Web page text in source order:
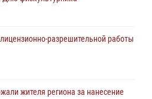
разрешительной работы
жителя региона за нанесение